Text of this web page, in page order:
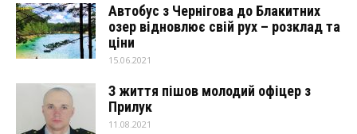
Автобус з Чернігова до Блакитних
озер відновлює свій рух – розклад та
ціни
15.06.2021
З життя пішов молодий офіцер з
Прилук
11.08.2021